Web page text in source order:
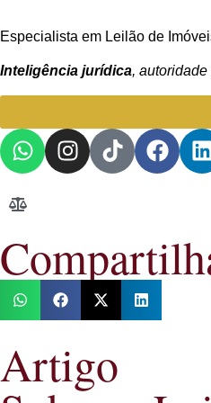
Especialista em Leilão de
Inteligência jurídica,
Artigo